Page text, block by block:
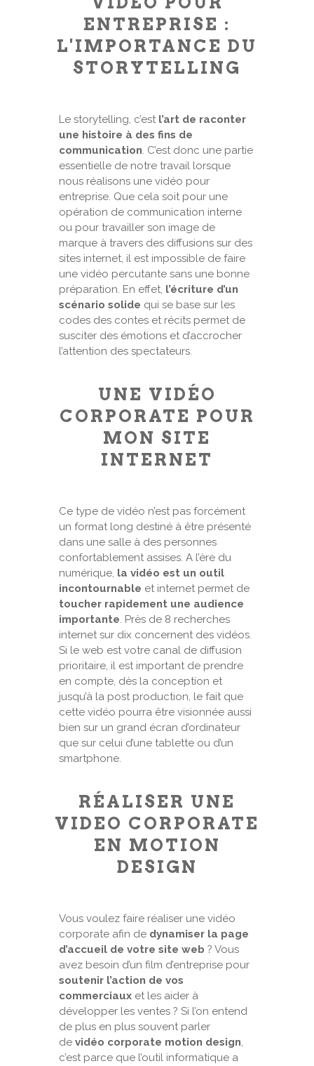
ENTREPRISE :
L'IMPORTANCE DU
STORYTELLING
Le storytelling, c’est l’art de raconter
une histoire à des fins de
communication. C’est donc une partie
essentielle de notre travail lorsque
nous réalisons une vidéo pour
entreprise. Que cela soit pour une
opération de communication interne
ou pour travailler son image de
marque à travers des diffusions sur des
sites internet, il est impossible de faire
une vidéo percutante sans une bonne
préparation. En effet, l’écriture d’un
scénario solide qui se base sur les
codes des contes et récits permet de
susciter des émotions et d’accrocher
l’attention des spectateurs.
UNE VIDÉO
CORPORATE POUR
MON SITE
INTERNET
Ce type de vidéo n’est pas forcément
un format long destiné à être présenté
dans une salle à des personnes
confortablement assises. A l’ère du
numérique, la vidéo est un outil
incontournable et internet permet de
toucher rapidement une audience
importante. Près de 8 recherches
internet sur dix concernent des vidéos.
Si le web est votre canal de diffusion
prioritaire, il est important de prendre
en compte, dès la conception et
jusqu’à la post production, le fait que
cette vidéo pourra être visionnée aussi
bien sur un grand écran d’ordinateur
que sur celui d’une tablette ou d’un
smartphone.
RÉALISER UNE
VIDEO CORPORATE
EN MOTION
DESIGN
Vous voulez faire réaliser une vidéo
corporate afin de dynamiser la page
d’accueil de votre site web ? Vous
avez besoin d’un film d’entreprise pour
soutenir l’action de vos
commerciaux et les aider à
développer les ventes ? Si l’on entend
de plus en plus souvent parler
de vidéo corporate motion design,
c’est parce que l’outil informatique a